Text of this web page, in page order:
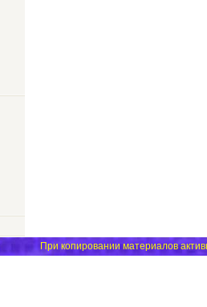
При копировании материалов